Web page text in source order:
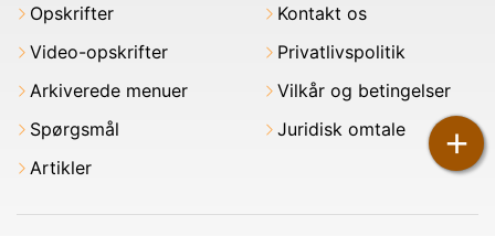
+
Opskrifter
Video-opskrifter
Arkiverede menuer
Spørgsmål
Artikler
Kontakt os
Privatlivspolitik
Vilkår og betingelser
Juridisk omtale